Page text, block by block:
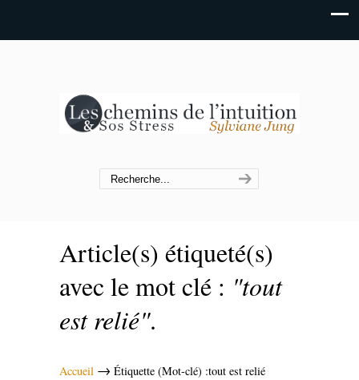
Article(s) étiqueté(s)
avec le mot clé : "tout
est relié".
Accueil → Étiquette (Mot-clé) :tout est relié